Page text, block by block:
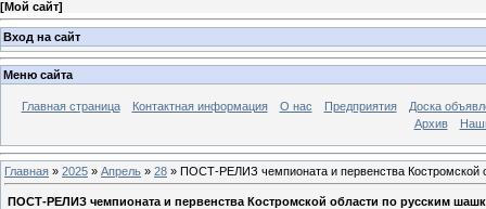
[Мой сайт]
Вход на сайт
Меню сайта
Главная страница Контактная информация О нас Предприятия
Доска
Архив
Главная » 2025 » Апрель » 28 » ПОСТ-РЕЛИЗ чемпионата и первенства Костромской
ПОСТ-РЕЛИЗ чемпионата и первенства Костромской области по русским